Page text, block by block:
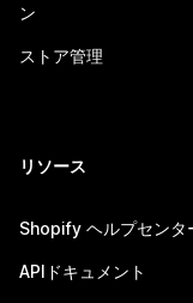
ン
ストア管理
リソース
Shopify ヘルプセンタ
APIドキュメント